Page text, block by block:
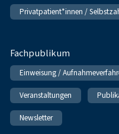
Privatpatient*innen /
Fachpublikum
Einweisung /
Veranstaltungen
Newsletter